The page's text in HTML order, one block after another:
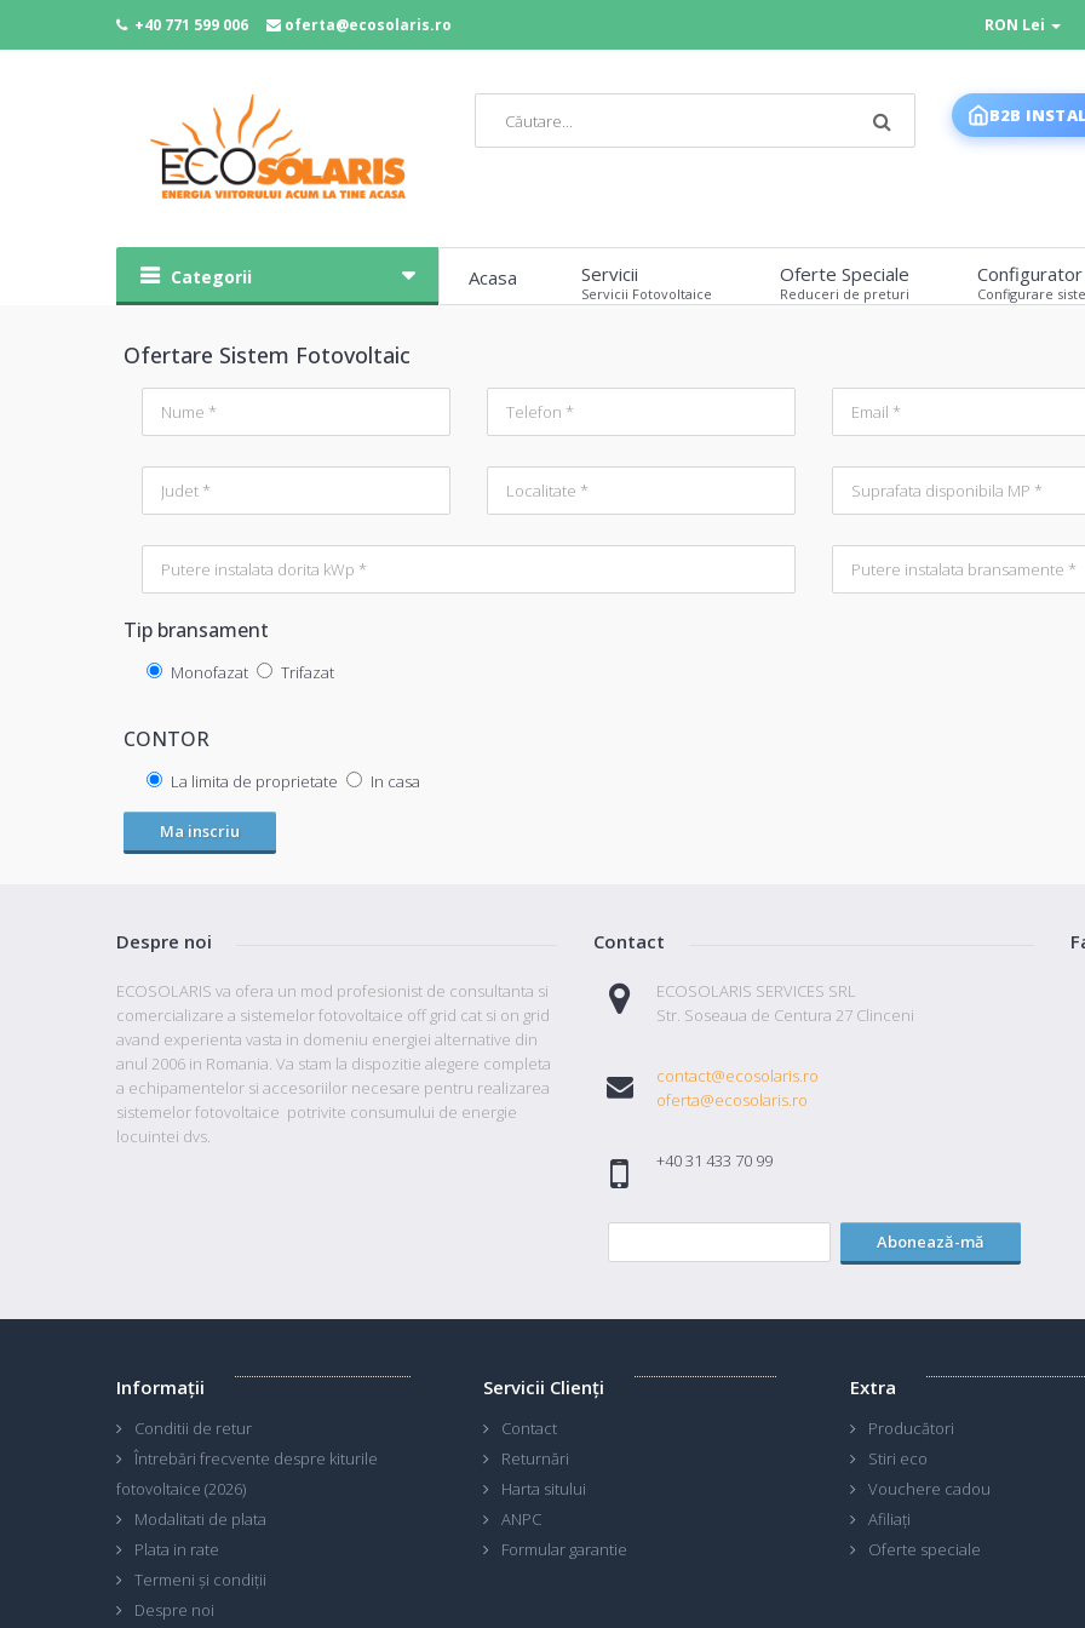
+40 771 599 006 oferta@ecosolaris.ro RON Lei
B2B
Categorii Acasa Servicii
Servicii Fotovoltaice
Oferte Speciale
Reduceri de preturi
Configurator
Configurare
Ofertare Sistem Fotovoltaic
Tip bransament
Monofazat Trifazat
CONTOR
La limita de proprietate In casa
Ma inscriu
Despre noi
ECOSOLARIS va ofera un mod profesionist de consultanta si
comercializare a sistemelor fotovoltaice off grid cat si on grid
avand experienta vasta in domeniu energiei alternative din
anul 2006 in Romania. Va stam la dispozitie alegere completa
a echipamentelor si accesoriilor necesare pentru realizarea
sistemelor fotovoltaice potrivite consumului de energie
locuintei dvs.
Contact
ECOSOLARIS SERVICES SRL
Str. Soseaua de Centura 27 Clinceni
contact@ecosolaris.ro
oferta@ecosolaris.ro
+40 31 433 70 99
Abonează-mă
Informaţii
Conditii de retur
Întrebări frecvente despre kiturile
fotovoltaice (2026)
Modalitati de plata
Plata in rate
Termeni și condiții
Despre noi
Servicii Clienţi
Contact
Returnări
Harta sitului
ANPC
Formular garantie
Extra
Producători
Stiri eco
Vouchere cadou
Afiliaţi
Oferte speciale